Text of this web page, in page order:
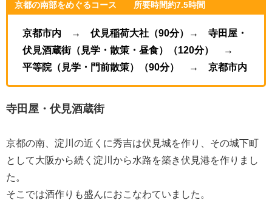
京都の南部をめぐるコース 所要時間約7.5時間
京都市内 → 伏見稲荷大社（90分）→
寺田屋・
伏見酒蔵街（見学・散策・昼食）（120分） →
平等院（見学・門前散策）（90分） → 京都市内
寺田屋・伏見酒蔵街
京都の南、淀川の近くに秀吉は伏見城を作り、その城下町
として大阪から続く淀川から水路を築き伏見港を作りまし
た。
そこでは酒作りも盛んにおこなわていました。